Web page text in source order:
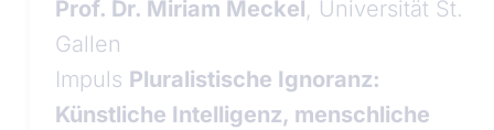
Prof. Dr. Miriam Meckel, Universität St.
Gallen
Impuls Pluralistische Ignoranz:
Künstliche Intelligenz, menschliche